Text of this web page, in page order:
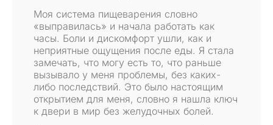
Моя система пищеварения словно
«выправилась» и начала работать как
часы. Боли и дискомфорт ушли, как и
неприятные ощущения после еды. Я стала
замечать, что могу есть то, что раньше
вызывало у меня проблемы, без каких-
либо последствий. Это было настоящим
открытием для меня, словно я нашла ключ
к двери в мир без желудочных болей.